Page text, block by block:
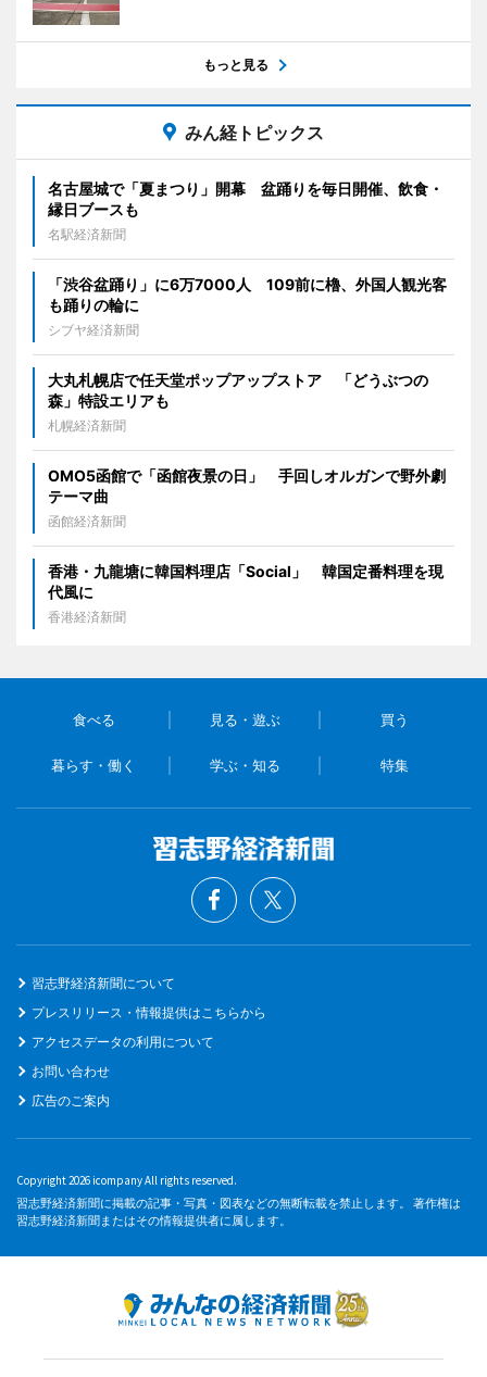
もっと見る
みん経トピックス
名古屋城で「夏まつり」開幕 盆踊りを毎日開催、飲食・
縁日ブースも
名駅経済新聞
「渋谷盆踊り」に6万7000人 109前に櫓、外国人観光客
も踊りの輪に
シブヤ経済新聞
大丸札幌店で任天堂ポップアップストア 「どうぶつの
森」特設エリアも
札幌経済新聞
OMO5函館で「函館夜景の日」 手回しオルガンで野外劇
テーマ曲
函館経済新聞
香港・九龍塘に韓国料理店「Social」 韓国定番料理を現
代風に
香港経済新聞
食べる 見る・遊ぶ 買う
暮らす・働く 学ぶ・知る 特集
習志野経済新聞について
プレスリリース・情報提供はこちらから
アクセスデータの利用について
お問い合わせ
広告のご案内
Copyright 2026 icompany All rights reserved.
習志野経済新聞に掲載の記事・写真・図表などの無断転載を禁止します。 著作権は
習志野経済新聞またはその情報提供者に属します。